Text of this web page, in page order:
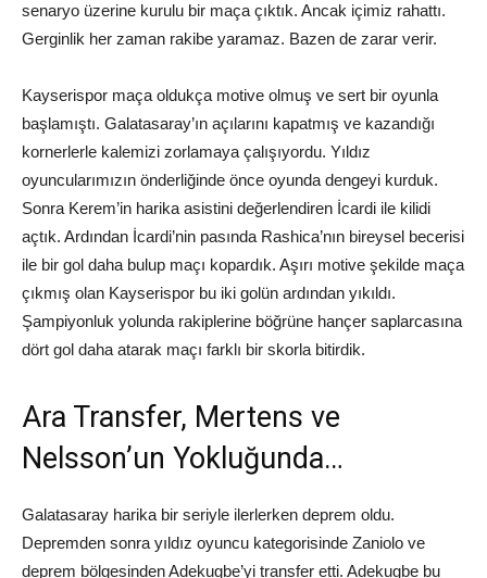
senaryo üzerine kurulu bir maça çıktık. Ancak içimiz rahattı.
Gerginlik her zaman rakibe yaramaz. Bazen de zarar verir.
Kayserispor maça oldukça motive olmuş ve sert bir oyunla
başlamıştı. Galatasaray’ın açılarını kapatmış ve kazandığı
kornerlerle kalemizi zorlamaya çalışıyordu. Yıldız
oyuncularımızın önderliğinde önce oyunda dengeyi kurduk.
Sonra Kerem’in harika asistini değerlendiren İcardi ile kilidi
açtık. Ardından İcardi’nin pasında Rashica’nın bireysel becerisi
ile bir gol daha bulup maçı kopardık. Aşırı motive şekilde maça
çıkmış olan Kayserispor bu iki golün ardından yıkıldı.
Şampiyonluk yolunda rakiplerine böğrüne hançer saplarcasına
dört gol daha atarak maçı farklı bir skorla bitirdik.
Ara Transfer, Mertens ve
Nelsson’un Yokluğunda…
Galatasaray harika bir seriyle ilerlerken deprem oldu.
Depremden sonra yıldız oyuncu kategorisinde Zaniolo ve
deprem bölgesinden Adekugbe’yi transfer etti. Adekugbe bu